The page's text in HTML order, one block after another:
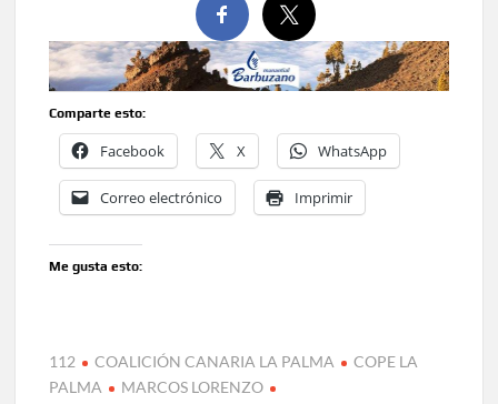
Comparte esto:
Facebook X WhatsApp
Correo electrónico Imprimir
Me gusta esto:
112 COALICIÓN CANARIA LA PALMA
COPE LA
PALMA
MARCOS LORENZO